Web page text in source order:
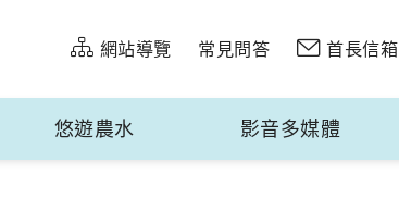
網站導覽 常見問答 首長信箱
悠遊農水 影音多媒體